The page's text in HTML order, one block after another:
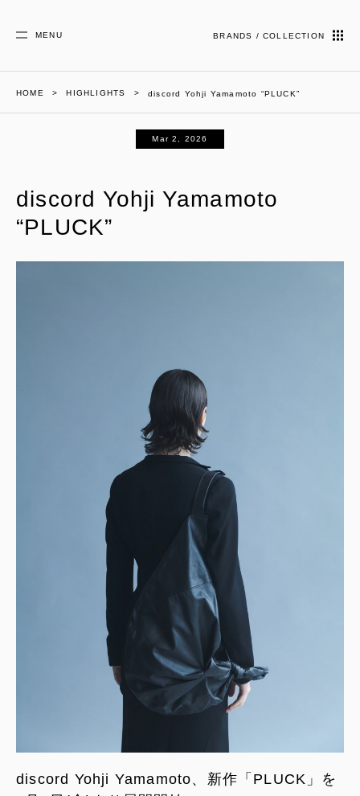
MENU BRANDS / COLLECTION
HOME HIGHLIGHTS discord Yohji Yamamoto “PLUCK”
Mar 2, 2026
discord Yohji Yamamoto
“PLUCK”
discord Yohji Yamamoto、新作「PLUCK」を